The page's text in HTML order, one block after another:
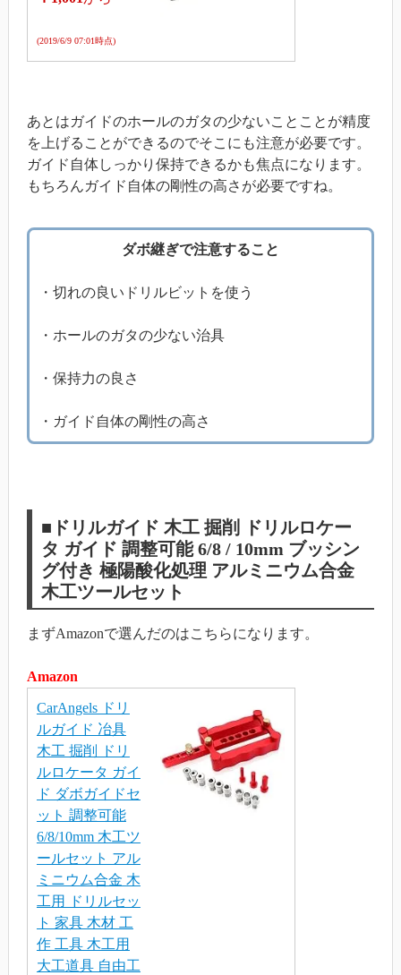
(2019/6/9 07:01時点)
あとはガイドのホールのガタの少ないことことが精度
を上げることができるのでそこにも注意が必要です。
ガイド自体しっかり保持できるかも焦点になります。
もちろんガイド自体の剛性の高さが必要ですね。
ダボ継ぎで注意すること
・切れの良いドリルビットを使う
・ホールのガタの少ない治具
・保持力の良さ
・ガイド自体の剛性の高さ
■ドリルガイド 木工 掘削 ドリルロケー
タ ガイド 調整可能 6/8 / 10mm ブッシン
グ付き 極陽酸化処理 アルミニウム合金
木工ツールセット
まずAmazonで選んだのはこちらになります。
Amazon
CarAngels ドリ
ルガイド 冶具
木工 掘削 ドリ
ルロケータ ガイ
ド ダボガイドセ
ット 調整可能
6/8/10mm 木工ツ
ールセット アル
ミニウム合金 木
工用 ドリルセッ
ト 家具 木材 工
作 工具 木工用
大工道具 自由工